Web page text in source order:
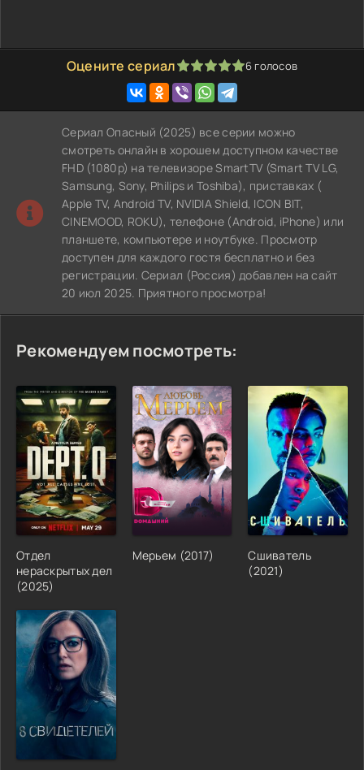
Оцените сериал
1 2 3 4 5 6голосов
Сериал Опасный (2025) все серии можно
смотреть онлайн в хорошем доступном качестве
FHD (1080p) на телевизоре SmartTV (Smart TV LG,
Samsung, Sony, Philips и Toshiba), приставках (
Apple TV, Android TV, NVIDIA Shield, ICON BIT,
CINEMOOD, ROKU), телефоне (Android, iPhone) или
планшете, компьютере и ноутбуке. Просмотр
доступен для каждого гостя бесплатно и без
регистрации. Сериал (Россия) добавлен на сайт
20 июл 2025. Приятного просмотра!
Рекомендуем посмотреть:
Отдел
нераскрытых дел
(2025)
Мерьем (2017)
Сшиватель
(2021)